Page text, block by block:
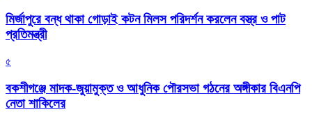
মির্জাপুরে বন্ধ থাকা গোড়াই কটন মিলস পরিদর্শন করলেন বস্ত্র ও পাট
প্রতিমন্ত্রী
৫
বকশীগঞ্জে মাদক-জুয়ামুক্ত ও আধুনিক পৌরসভা গঠনের অঙ্গীকার বিএনপি
নেতা শাকিলের